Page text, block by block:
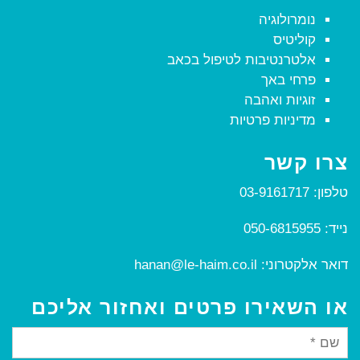
נומרולוגיה
קוליטיס
אלטרנטיבות לטיפול בכאב
פרחי באך
זוגיות ואהבה
מדיניות פרטיות
צרו קשר
טלפון: 03-9161717
נייד: 050-6815955
דואר אלקטרוני: hanan@le-haim.co.il
או השאירו פרטים ואחזור אליכם